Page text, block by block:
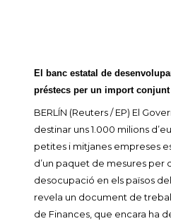
El banc estatal de
préstecs per un import
BERLÍN (Reuters / EP) El
destinar uns 1.000 milions
petites i mitjanes empreses
d’un paquet de mesures per
desocupació en els països
revela un document de
de Finances, que encara ha